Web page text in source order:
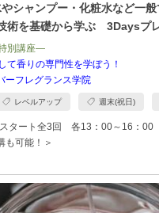
シャンプー・化粧水など一
術を基礎から学ぶ 3Daysプ
別講座―
て香りの専門性を学ぼう！
ーフレグランス学院
レベルアップ 週末(祝日)
タート全3回 各13：00～16：00
も可能！＞